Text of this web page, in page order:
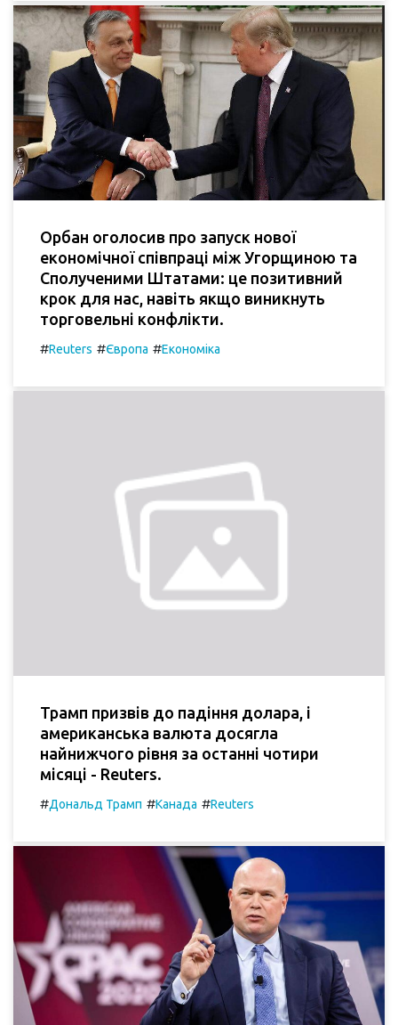
Орбан оголосив про запуск нової
економічної співпраці між Угорщиною та
Сполученими Штатами: це позитивний
крок для нас, навіть якщо виникнуть
торговельні конфлікти.
#Reuters #Європа #Економіка
Трамп призвів до падіння долара, і
американська валюта досягла
найнижчого рівня за останні чотири
місяці - Reuters.
#Дональд Трамп #Канада #Reuters